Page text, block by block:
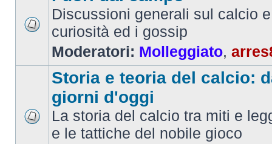
Discussioni generali sul calcio
curiosità ed i gossip
Moderatori: Molleggiato,
Storia e teoria del calcio:
giorni d'oggi
La storia del calcio tra miti e
e le tattiche del nobile gioco